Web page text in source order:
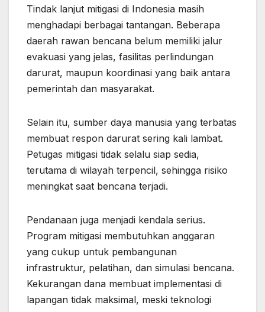
Tindak lanjut mitigasi di Indonesia masih
menghadapi berbagai tantangan. Beberapa
daerah rawan bencana belum memiliki jalur
evakuasi yang jelas, fasilitas perlindungan
darurat, maupun koordinasi yang baik antara
pemerintah dan masyarakat.
Selain itu, sumber daya manusia yang terbatas
membuat respon darurat sering kali lambat.
Petugas mitigasi tidak selalu siap sedia,
terutama di wilayah terpencil, sehingga risiko
meningkat saat bencana terjadi.
Pendanaan juga menjadi kendala serius.
Program mitigasi membutuhkan anggaran
yang cukup untuk pembangunan
infrastruktur, pelatihan, dan simulasi bencana.
Kekurangan dana membuat implementasi di
lapangan tidak maksimal, meski teknologi